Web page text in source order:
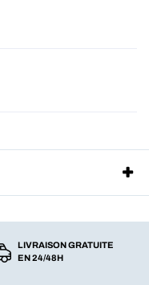
LIVRAISON GRATUITE
EN 24/48H